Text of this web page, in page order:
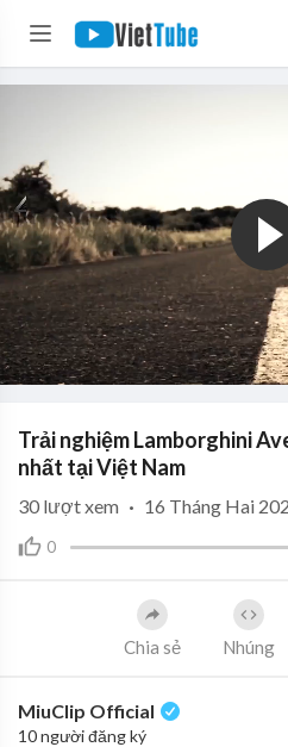
Trải nghiệm Lamborghini
nhất tại Việt Nam
0
30 lượt xem · 16 Tháng Hai
Chia sẻ Nhúng
MiuClip Official
10 người đăng ký